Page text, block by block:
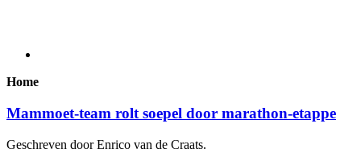
Home
Mammoet-team rolt soepel door marathon-etappe
Geschreven door Enrico van de Craats.